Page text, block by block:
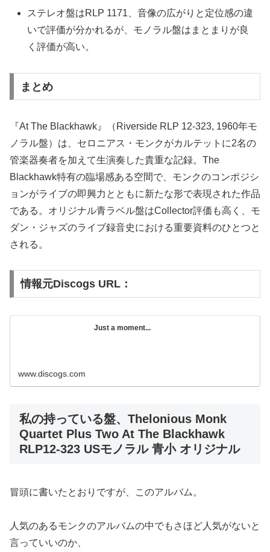
ステレオ盤はRLP 1171、音像の広がりと定位感の違
いで評価が分かれるが、モノラル盤はまとまりが良
く評価が高い。
まとめ
『At The Blackhawk』（Riverside RLP 12-323, 1960年モ
ノラル盤）は、セロニアス・モンクがカルテットに2名の
管楽器奏者を加えて生演奏した貴重な記録。The
Blackhawk特有の臨場感ある空間で、モンクのコンポジシ
ョンがライブの即興力とともに新たな形で表現された作品
である。オリジナル青ラベル盤はCollector評価も高く、モ
ダン・ジャズのライブ録音史における重要資料のひとつと
される。
情報元Discogs URL：
Just a moment...
www.discogs.com
私の持っている盤、Thelonious Monk
Quartet Plus Two At The Blackhawk
RLP12-323 USモノラル 青小 オリジナル
冒頭に書いたとおりですが、このアルバム。
人気のあるモンクのアルバムの中でもさほど人気がないと
言っていいのか、